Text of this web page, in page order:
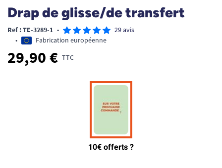
Drap de glisse/de transfert
Ref : TE-3289-1 •
29 avis
•
Fabrication européenne
29,90 € TTC